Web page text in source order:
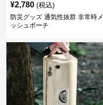
¥2,780 (税込)
防災グッズ 通気性抜群 非常時メ
ッシュポーチ